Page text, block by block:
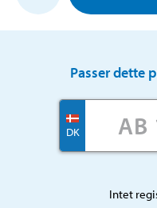
Passer dette
DK
Intet